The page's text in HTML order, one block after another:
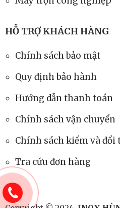
HỖ TRỢ KHÁCH HÀNG
Chính sách bảo mật
Quy định bảo hành
Hướng dẫn thanh toán
Chính sách vận chuyển
Chính sách kiểm và đổi
Tra cứu đơn hàng
Copyright © 2024. INOX